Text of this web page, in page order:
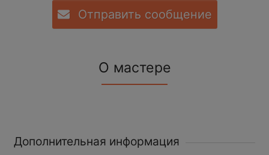
Отправить сообщение
О мастере
Дополнительная информация